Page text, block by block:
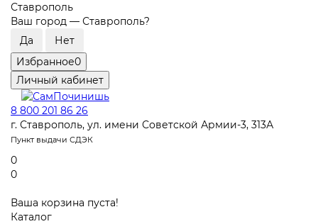
Ставрополь
Ваш город — Ставрополь?
Избранное0
Личный кабинет
8 800 201 86 26
г. Ставрополь, ул. имени Советской Армии-3, 313А
Пункт выдачи СДЭК
0
0
Ваша корзина пуста!
Каталог